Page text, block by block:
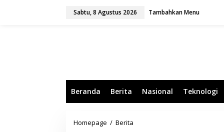
Sabtu, 8 Agustus 2026 Tambahkan Menu
Beranda Berita Nasional Teknologi
Homepage / Berita